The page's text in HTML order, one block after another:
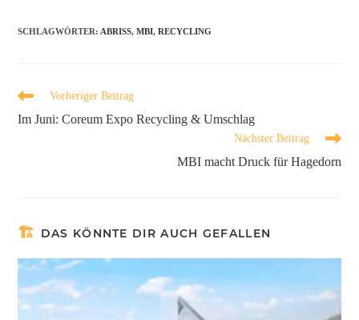
SCHLAGWÖRTER: ABRISS, MBI, RECYCLING
Vorheriger Beitrag
Im Juni: Coreum Expo Recycling & Umschlag
Nächster Beitrag
MBI macht Druck für Hagedorn
DAS KÖNNTE DIR AUCH GEFALLEN